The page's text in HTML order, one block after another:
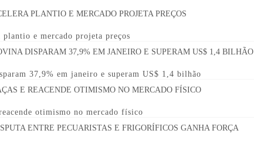
e mercado projeta preços
37,9% em janeiro e superam US$ 1,4 bilhão
otimismo no mercado físico